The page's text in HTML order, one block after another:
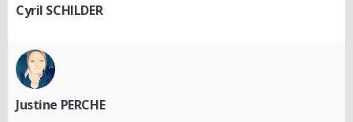
Cyril SCHILDER
Justine PERCHE